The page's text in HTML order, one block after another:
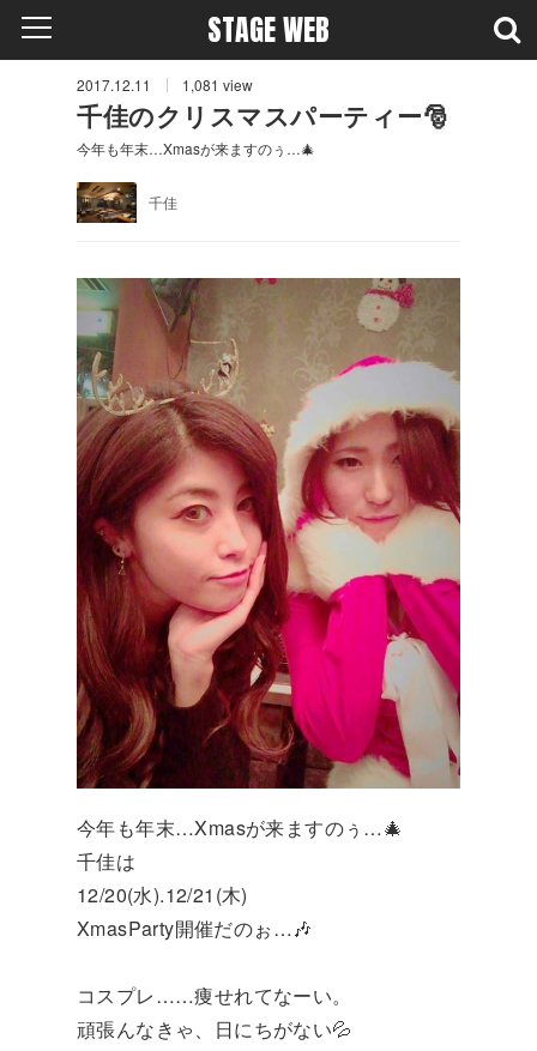
STAGE WEB
2017.12.11 1,081 view
千佳のクリスマスパーティー🎅
今年も年末…Xmasが来ますのぅ…🎄
千佳
今年も年末…Xmasが来ますのぅ…🎄
千佳は
12/20(水).12/21(木)
XmasParty開催だのぉ…🎶
コスプレ……痩せれてなーい。
頑張んなきゃ、日にちがない💦